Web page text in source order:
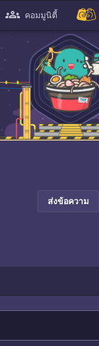
คอมมูนิตี้
ส่งข้อความ